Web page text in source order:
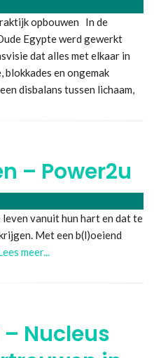
opbouwen In de
Egypte werd gewerkt
dat alles met elkaar in
en ongemak
disbalans tussen lichaam,
Kennis en Wijsheid, te her-
– Power2u
vanuit hun hart en dat te
Met een b(l)oeiend
meer...
Nucleus